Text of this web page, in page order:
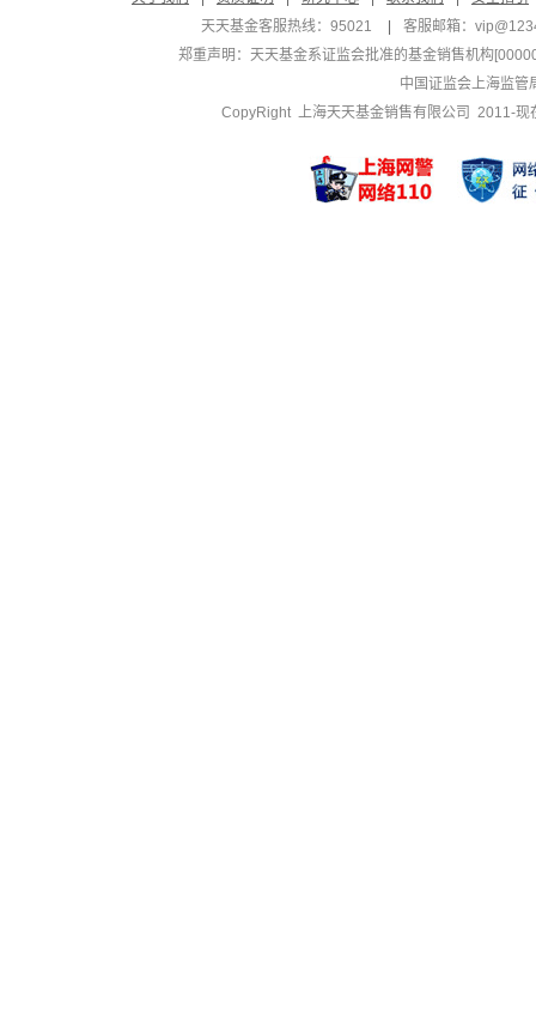
天天基金客服热线：95021
客服邮箱：
郑重声明： 天天基金系证监会批准的基金销售机构
中国证监会上海监管
CopyRight 上海天天基金销售有限公司 2011-